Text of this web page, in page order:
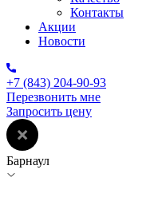
Контакты
Акции
Новости
+7 (843) 204-90-93
Перезвонить мне
Запросить цену
Барнаул